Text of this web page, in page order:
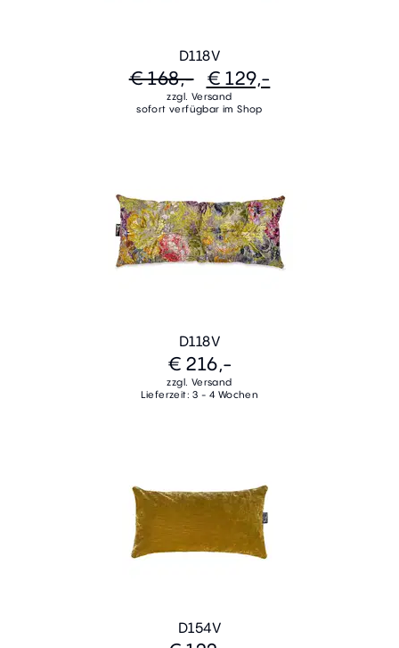
D118V
€ 168,- € 129,-
zzgl. Versand
sofort verfügbar im Shop
D118V
€ 216,-
zzgl. Versand
Lieferzeit: 3 - 4 Wochen
D154V